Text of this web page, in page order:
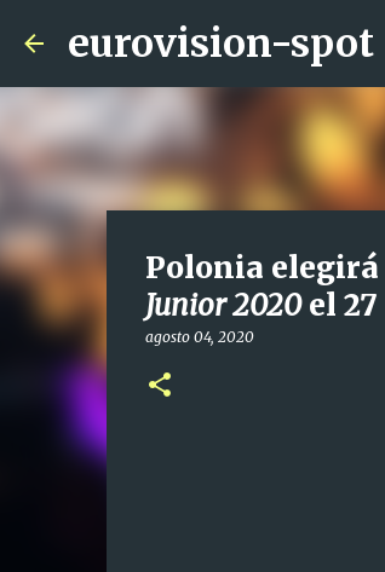
eurovision-spot
Polonia
Junior 2020el 27
agosto 04, 2020